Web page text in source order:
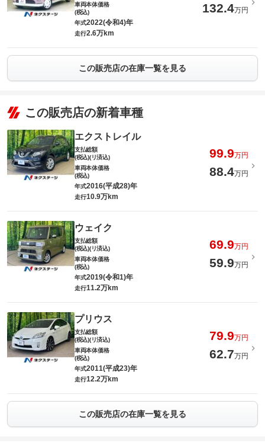
車両本体価格
(税込)
132.4万円
年式2022(令和4)年
走行2.6万km
この販売店の在庫一覧を見る
この販売店の新着車種
エクストレイル
支払総額
(税込)(リ済込)
99.9万円
車両本体価格
(税込)
88.4万円
年式2016(平成28)年
走行10.9万km
ウェイク
支払総額
(税込)(リ済込)
69.9万円
車両本体価格
(税込)
59.9万円
年式2019(令和1)年
走行11.2万km
プリウス
支払総額
(税込)(リ済込)
79.9万円
車両本体価格
(税込)
62.7万円
年式2011(平成23)年
走行12.2万km
この販売店の在庫一覧を見る